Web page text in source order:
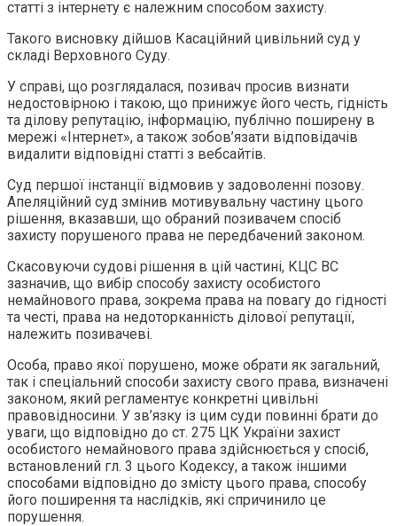
статті з інтернету є належним способом захисту.
Такого висновку дійшов Касаційний цивільний суд у
складі Верховного Суду.
У справі, що розглядалася, позивач просив визнати
недостовірною і такою, що принижує його честь, гідність
та ділову репутацію, інформацію, публічно поширену в
мережі «Інтернет», а також зобов’язати відповідачів
видалити відповідні статті з вебсайтів.
Суд першої інстанції відмовив у задоволенні позову.
Апеляційний суд змінив мотивувальну частину цього
рішення, вказавши, що обраний позивачем спосіб
захисту порушеного права не передбачений законом.
Скасовуючи судові рішення в цій частині, КЦС ВС
зазначив, що вибір способу захисту особистого
немайнового права, зокрема права на повагу до гідності
та честі, права на недоторканність ділової репутації,
належить позивачеві.
Особа, право якої порушено, може обрати як загальний,
так і спеціальний способи захисту свого права, визначені
законом, який регламентує конкретні цивільні
правовідносини. У зв’язку із цим суди повинні брати до
уваги, що відповідно до ст. 275 ЦК України захист
особистого немайнового права здійснюється у спосіб,
встановлений гл. 3 цього Кодексу, а також іншими
способами відповідно до змісту цього права, способу
його поширення та наслідків, які спричинило це
порушення.